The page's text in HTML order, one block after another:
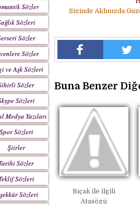
Sözler
Sözleri
Sözler
Sözler
ve Aşk Sözleri
Sözler
Sözleri
Medya Yazıları
Spor Sözleri
Şiirler
Sözler
Sözleri
Sözleri
Sizinde Aklınızda
Buna Benzer
Bıçak ile ilgili
Atasözü